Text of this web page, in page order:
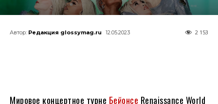
Автор: Редакция glossymag.ru 12.05.2023 2 153
Мировое концертное турне Бейонсе Renaissance World